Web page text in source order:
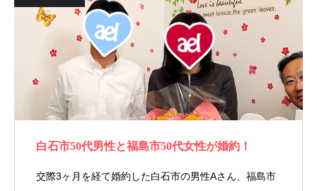
白石市50代男性と福島市50代女性が婚約！
交際3ヶ月を経て婚約した白石市の男性Aさん、福島市